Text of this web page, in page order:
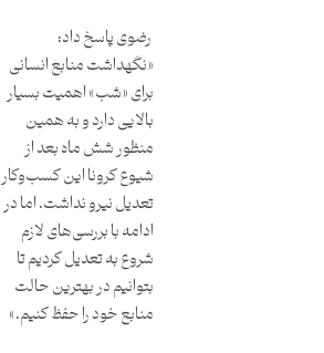
رضوی پاسخ داد:
«نگهداشت منابع انسانی
برای «شب» اهمیت بسیار
بالایی دارد و به همین
منظور شش ماه بعد از
شیوع کرونا این کسب‌وکار
تعدیل نیرو نداشت. اما در
ادامه با بررسی‌های لازم
شروع به تعدیل کردیم تا
بتوانیم در بهترین حالت
منابع خود را حفظ کنیم.»